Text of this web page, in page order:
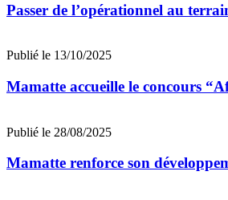
Passer de l’opérationnel au
Publié le 13/10/2025
Mamatte accueille le concours
Publié le 28/08/2025
Mamatte renforce son